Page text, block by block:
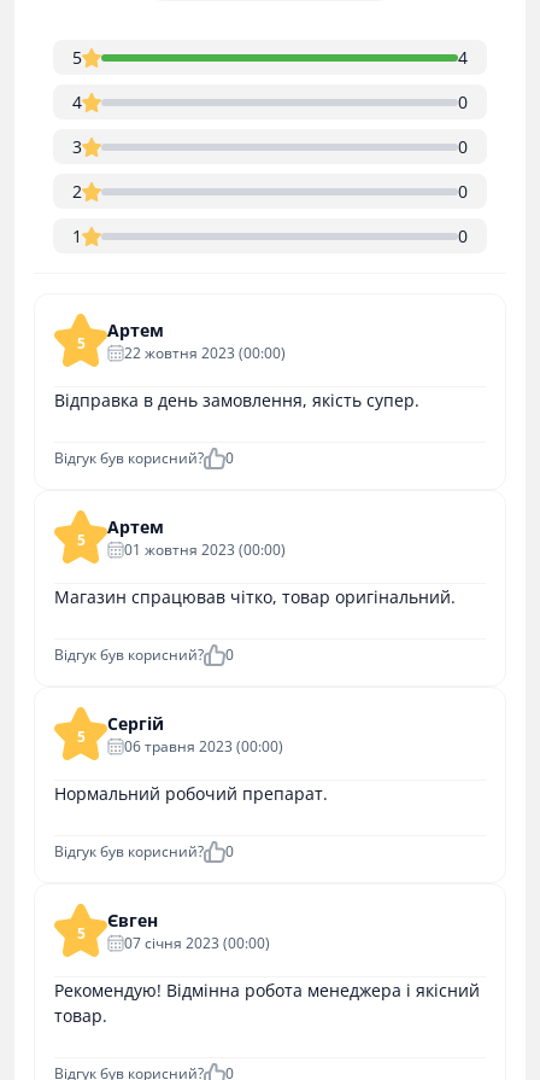
5
4
4
0
3
0
2
0
1
0
5
Артем
22 жовтня 2023 (00:00)
Відправка в день замовлення, якість супер.
Відгук був корисний? 0
5
Артем
01 жовтня 2023 (00:00)
Магазин спрацював чітко, товар оригінальний.
Відгук був корисний? 0
5
Сергій
06 травня 2023 (00:00)
Нормальний робочий препарат.
Відгук був корисний? 0
5
Євген
07 cічня 2023 (00:00)
Рекомендую! Відмінна робота менеджера і якісний
товар.
Відгук був корисний? 0